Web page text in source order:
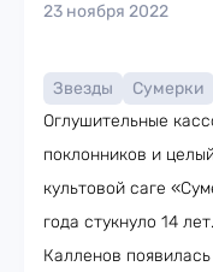
23 ноября 2022
Звезды
Сумерки
Оглушительные
поклонников и
культовой саге
года стукнуло 14
Калленов